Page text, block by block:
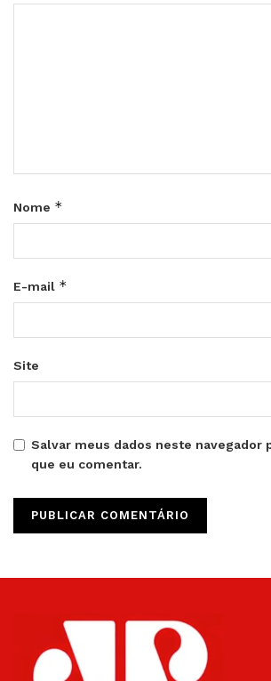
Nome *
E-mail *
Site
Salvar meus dados neste navegador
que eu comentar.